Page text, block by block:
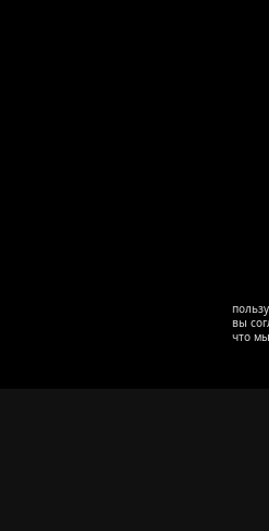
вы
что